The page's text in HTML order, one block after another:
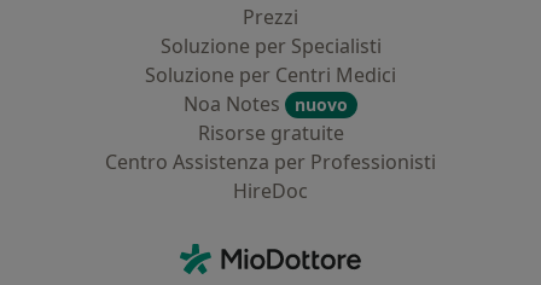
Prezzi
Soluzione per Specialisti
Soluzione per Centri Medici
Noa Notes
nuovo
Risorse gratuite
Centro Assistenza per Professionisti
HireDoc
MioDottore - Homepage